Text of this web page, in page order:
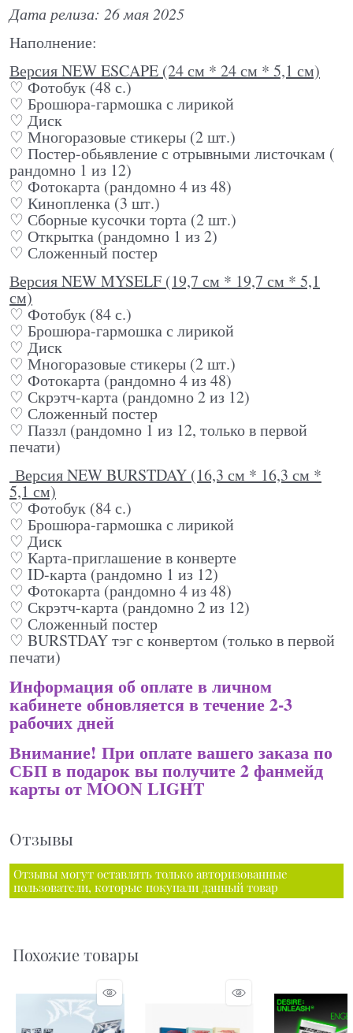
Дата релиза: 26 мая 2025
Наполнение:
Версия NEW ESCAPE (24 см * 24 см * 5,1 см)
♡ Фотобук (48 с.)
♡ Брошюра-гармошка с лирикой
♡ Диск
♡ Многоразовые стикеры (2 шт.)
♡ Постер-обьявление с отрывными листочкам (
рандомно 1 из 12)
♡ Фотокарта (рандомно 4 из 48)
♡ Кинопленка (3 шт.)
♡ Сборные кусочки торта (2 шт.)
♡ Открытка (рандомно 1 из 2)
♡ Сложенный постер
Версия NEW MYSELF (19,7 см * 19,7 см * 5,1
см)
♡ Фотобук (84 с.)
♡ Брошюра-гармошка с лирикой
♡ Диск
♡ Многоразовые стикеры (2 шт.)
♡ Фотокарта (рандомно 4 из 48)
♡ Скрэтч-карта (рандомно 2 из 12)
♡ Сложенный постер
♡ Паззл (рандомно 1 из 12, только в первой
печати)
Версия NEW BURSTDAY (16,3 см * 16,3 см *
5,1 см)
♡ Фотобук (84 с.)
♡ Брошюра-гармошка с лирикой
♡ Диск
♡ Карта-приглашение в конверте
♡ ID-карта (рандомно 1 из 12)
♡ Фотокарта (рандомно 4 из 48)
♡ Скрэтч-карта (рандомно 2 из 12)
♡ Сложенный постер
♡ BURSTDAY тэг с конвертом (только в первой
печати)
Информация об оплате в личном
кабинете обновляется в течение 2-3
рабочих дней
Внимание! При оплате вашего заказа по
СБП в подарок вы получите 2 фанмейд
карты от MOON LIGHT
Отзывы
Отзывы могут оставлять только авторизованные
пользователи, которые покупали данный товар
Похожие товары